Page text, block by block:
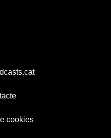
cookies